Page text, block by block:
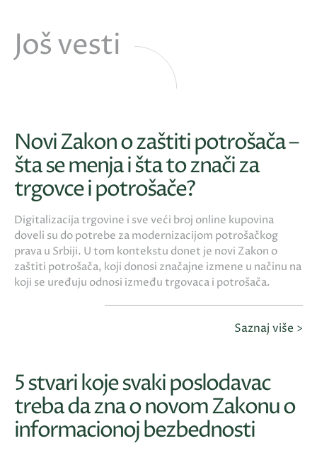
Još vesti
Novi Zakon o zaštiti potrošača –
šta se menja i šta to znači za
trgovce i potrošače?
Digitalizacija trgovine i sve veći broj online kupovina
doveli su do potrebe za modernizacijom potrošačkog
prava u Srbiji. U tom kontekstu donet je novi Zakon o
zaštiti potrošača, koji donosi značajne izmene u načinu na
koji se uređuju odnosi između trgovaca i potrošača.
Saznaj više >
5 stvari koje svaki poslodavac
treba da zna o novom Zakonu o
informacionoj bezbednosti